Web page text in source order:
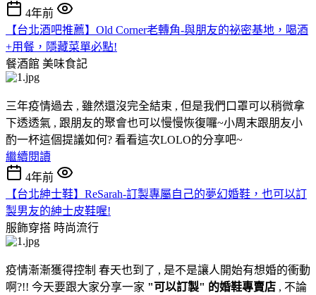
4年前
【台北酒吧推薦】Old Corner老轉角-與朋友的祕密基地，喝酒
+用餐，隱藏菜單必點!
餐酒館 美味食記
三年疫情過去 , 雖然還沒完全結束 , 但是我們口罩可以稍微拿
下透透氣 , 跟朋友的聚會也可以慢慢恢復囉~小周末跟朋友小
酌一杯這個提議如何? 看看這次LOLO的分享吧~
繼續閱讀
4年前
【台北紳士鞋】ReSarah-訂製專屬自己的夢幻婚鞋，也可以訂
製男友的紳士皮鞋喔!
服飾穿搭 時尚流行
疫情漸漸獲得控制 春天也到了 , 是不是讓人開始有想婚的衝動
啊?!! 今天要跟大家分享一家 "可以訂製" 的婚鞋專賣店 , 不論